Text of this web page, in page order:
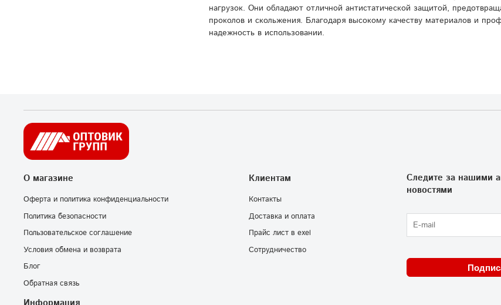
нагрузок. Они обладают отличной антистатической защитой,
проколов и скольжения. Благодаря высокому качеству материалов и
надежность в использовании.
О магазине
Оферта и политика конфиденциальности
Политика безопасности
Пользовательское соглашение
Условия обмена и возврата
Блог
Обратная связь
Клиентам
Контакты
Доставка и оплата
Прайс лист в exel
Сотрудничество
Следите за нашими
новостями